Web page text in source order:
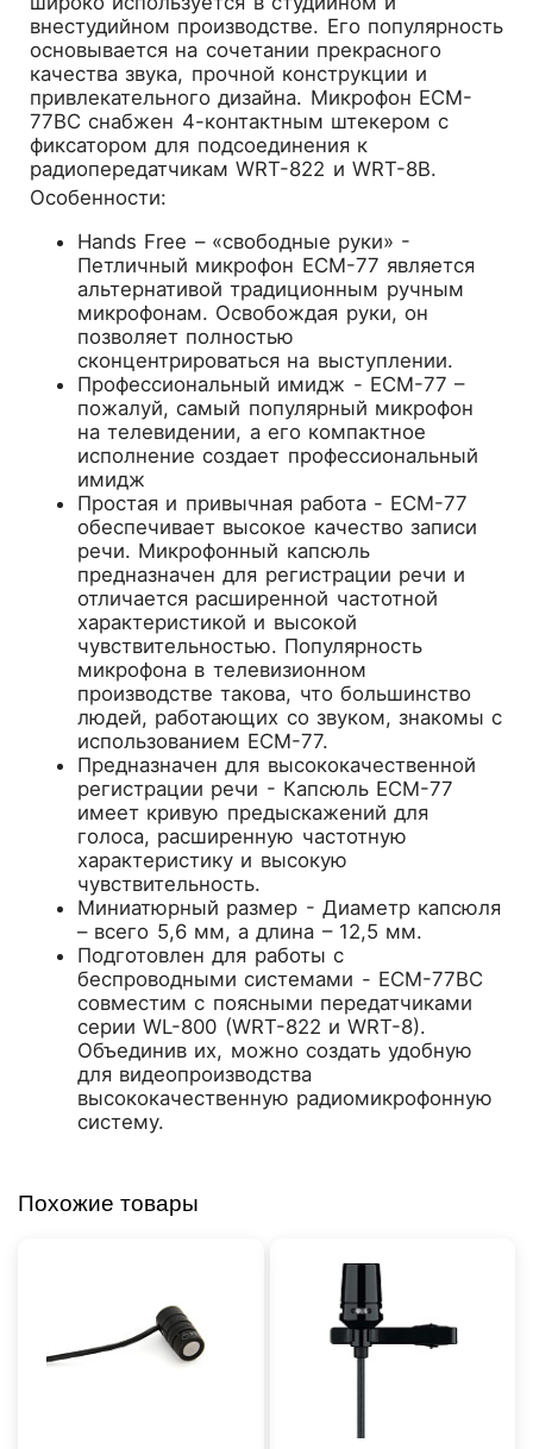
внестудийном производстве. Его популярность
основывается на сочетании прекрасного
качества звука, прочной конструкции и
привлекательного дизайна. Микрофон ECM-
77BC снабжен 4-контактным штекером с
фиксатором для подсоединения к
радиопередатчикам WRT-822 и WRT-8B.
Особенности:
Hands Free – «свободные руки» -
Петличный микрофон ECM-77 является
альтернативой традиционным ручным
микрофонам. Освобождая руки, он
позволяет полностью
сконцентрироваться на выступлении.
Профессиональный имидж - ECM-77 –
пожалуй, самый популярный микрофон
на телевидении, а его компактное
исполнение создает профессиональный
имидж
Простая и привычная работа - ECM-77
обеспечивает высокое качество записи
речи. Микрофонный капсюль
предназначен для регистрации речи и
отличается расширенной частотной
характеристикой и высокой
чувствительностью. Популярность
микрофона в телевизионном
производстве такова, что большинство
людей, работающих со звуком, знакомы с
использованием ECM-77.
Предназначен для высококачественной
регистрации речи - Капсюль ECM-77
имеет кривую предыскажений для
голоса, расширенную частотную
характеристику и высокую
чувствительность.
Миниатюрный размер - Диаметр капсюля
– всего 5,6 мм, а длина – 12,5 мм.
Подготовлен для работы с
беспроводными системами - ECM-77BC
совместим с поясными передатчиками
серии WL-800 (WRT-822 и WRT-8).
Объединив их, можно создать удобную
для видеопроизводства
высококачественную радиомикрофонную
систему.
Похожие товары